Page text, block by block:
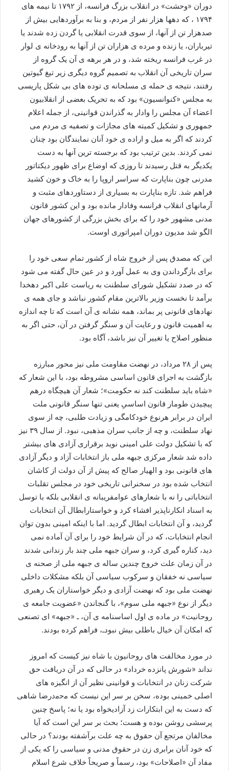
دوران «وحشت» در انقلاب بزرگ فرانسه، از ۱۷۹۲ تا نیمه های
۱۷۹۴ ، که دهها هزار نفر از مردم، و بنا به برآوردهایی بیش از
صدهزار تن از آنها، از سوی قدرت انقلابی یا گردن زده شدند یا
تیرباران، یا زنده و مرده ی هزاران تن از آنها به رودخانه ی لوار
در غرب فرانسه ریخته شد، و در هر برهه ی آن یک گروه از
سران تاریخی آن انقلاب به تصمیم گروه دیگری زیر تیغ گیوتین
رفتند، نتیجه ی حمله ی مسلحانه ی توده های بی شکل پاریسی
به مجلس «کنوانسیون» بود که به تحریک بعضی از انقلابیون
اعضاء آن مجلس را وادار به گذراندن قوانینی، از جمله اعلام
جمهوری و تشکیل کمیته های مجازات و تصفیه ی مردم می
کردند که اگر به میل و اراده ی خود آنان نمایندگان بود چنان
نمی کردند. بدین ترتیب بود که برجسته ترین آنها به دست
یکدیگر به قتل رسیدند تا روزی که اوضاع برای ظهور دیکتاتور
مدرنی چون بناپارت که سراسر اروپا را به خاک و خون کشید
فراهم شد. تازه بناپارت به بسیاری از دستاوردهای مثبت و
آرمانهای انقلاب فرانسه وفادار مانده بود و این کشور قانون
مدنی مشهور خود را که برای بخش بزرگی از کشورهای جهان
الگو شد مدیون دوران امپراتوری اوست.
این که مصدق پس از خروج شاه از کشور تمام سعی خود را
برای بازگرداندن وی به عمل آورد و در عین حال گفته می شود
که در صدد تشکیل شورای سلطنت به ریاست علی اکبر دهخدا
برآمد تا نخست وزیر بالاترین مقام کشور نباشد و جای همه ی
نهادهای قانونی پر بماند، همه نشانه ی آن است که تا چه اندازه
به اهمیت قانون و رعایت آن و سنگر گرفتن در آن، حتی اگر به
منظور اصلاح یا تغییر آن نیز باشد، آگاه بود.
پس از ۲۸ مرداد، در نهضت مقاومت ملی نیز محور مبارزه
بازگشت به اجرای قانون اساسی مشروطه بود، با این شعار که
«شاه باید سلطنت کند نه حکومت»؛ شعار آن هیچگاه درهم
پیچیدن طومار قانون اساسیِ یعنی تنها سنگر قانونی ملت
ایران در برابر هرنوع خودکامگی و زیادت طلبی، چه از سوی
نهاد سلطنت، و چه از جانب سران مذهبی، نبود. از سال ۳۹ نیز
که با تشکیل دولت علی امینی نوید برقراری آزادی های بیشتر
داده شد شعار مرکزی جبهه ملی باز انتخابات آزاد و دیگر آزادی
های قانونی بود و الهیار صالح که پیش از آن دولت از کاشان
انتخاب شده بود در سخنرانی تاریخی خود در مجلس تقلبات
انتخاباتی را نه با شعارهای عوامفریبانه ی انقلابی بلکه با توسل
به اسناد انکارناپذیر افشاء کرد و خواستارابطال آن انتخابات
گردید، و آن انتخابات ابطال گردید. اما با اینکه امینی بدون توان
انجام انتخابات، که در آن شرایط خود را برای آن آماده نمی
دید، کناره گیری کرد، و سران جبهه ملی چند بار زندانی شدند
در آن زمان علت خروج چندین ساله ی جبهه ملی از صحنه ی
سیاسی نه خفقان و سرکوب سیاسی آن بلکه مشکلات داخلی
نهضت ملی بود که نهضت آزادی و دیگر خواستاران یک رهبری
دیگر از نوع «جبهه ملی سوم»، با گنجاندن «عضویت جامعه ی
روحانیت» در ماده ی اول اساسنامه ی آن، ـ «جبهه» ای تصنعی
که امکان آن خیال باطلی بیش نبودـ، فراهم کرده بودند.
در مورد مخالفت های روحانیون با شاه نیز کیست که امروز
نداند «شورش پانزده خرداد» در حالی که در آن دریافت حق
شرکت زنان در انتخابات و قوانینی نظیر آن از انگیزه های
اصلی خمینی بوده، سخن بر سر این نیست که ﻣﺣﻣﺩرضا شاهی
که دست به این ابتکارات زد آزادیخواه بود یا نه؛ پاسخ چنین
پرسشی روشن بوده و هست؛ بحث بر سر این است که آیا
مخالفان مرتجع آن حقوق به چه علت برآشفته بودند؟ در حالی
که خود آنان برابری زن در حقوق مدنی و سیاسی را که یکی از
مفاد آن «اصلاحات» بود، رسماً و صریحاً خلاف شرع اسلام